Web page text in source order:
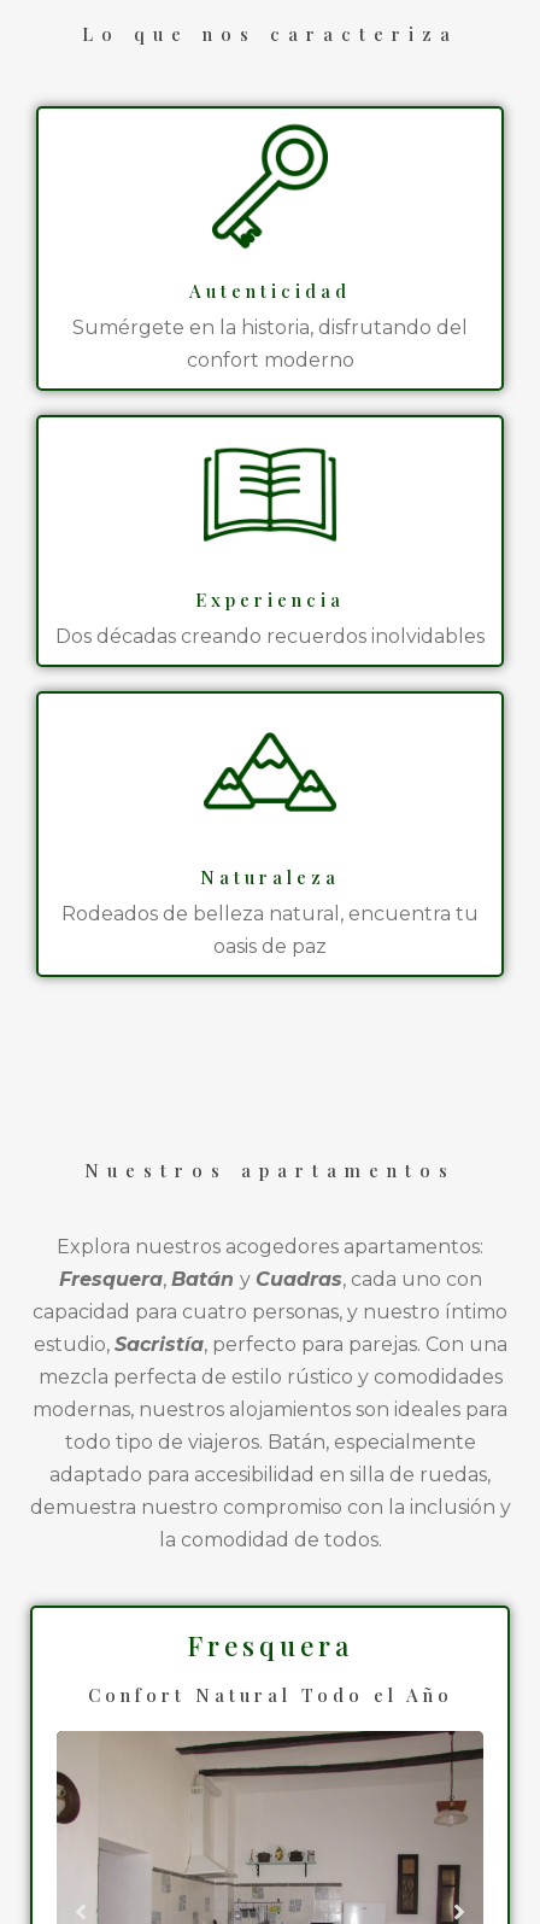
Lo que nos caracteriza
Autenticidad
Sumérgete en la historia, disfrutando del
confort moderno
Experiencia
Dos décadas creando recuerdos inolvidables
Naturaleza
Rodeados de belleza natural, encuentra tu
oasis de paz
Nuestros apartamentos
Explora nuestros acogedores apartamentos:
Fresquera, Batán y Cuadras, cada uno con
capacidad para cuatro personas, y nuestro íntimo
estudio, Sacristía, perfecto para parejas. Con una
mezcla perfecta de estilo rústico y comodidades
modernas, nuestros alojamientos son ideales para
todo tipo de viajeros. Batán, especialmente
adaptado para accesibilidad en silla de ruedas,
demuestra nuestro compromiso con la inclusión y
la comodidad de todos.
Fresquera
Confort Natural Todo el Año